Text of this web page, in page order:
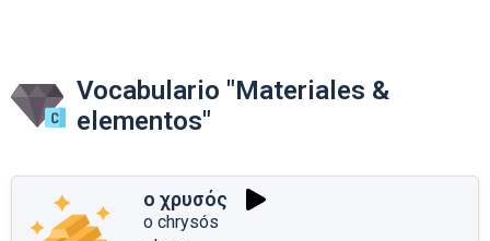
Vocabulario "Materiales &
elementos"
ο χρυσός
o chrysós